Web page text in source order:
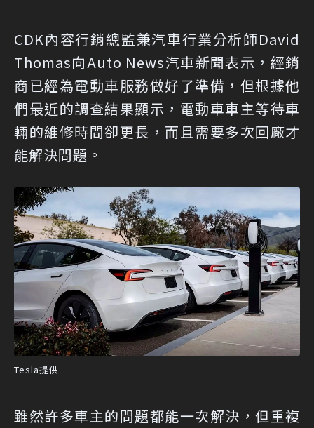
CDK內容行銷總監兼汽車行業分析師David
Thomas向Auto News汽車新聞表示，經銷
商已經為電動車服務做好了準備，但根據他
們最近的調查結果顯示，電動車車主等待車
輛的維修時間卻更長，而且需要多次回廠才
能解決問題。
Tesla提供
雖然許多車主的問題都能一次解決，但重複